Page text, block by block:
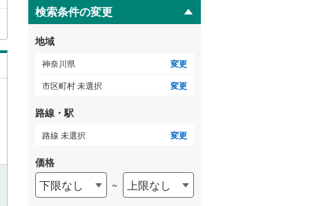
に
保
存
す
る
検索条件の変更
地域
神奈川県 変更
市区町村 未選択 変更
路線・駅
路線 未選択 変更
価格
下限なし ~
上限なし
（22）